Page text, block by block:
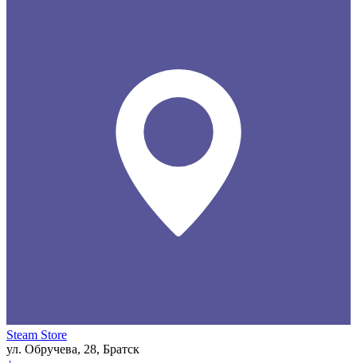
Steam Store
ул. Обручева, 28, Братск